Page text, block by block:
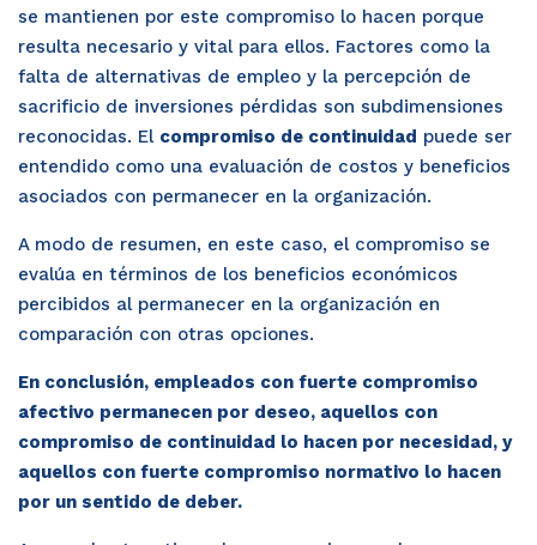
se mantienen por este compromiso lo hacen porque
resulta necesario y vital para ellos. Factores como la
falta de alternativas de empleo y la percepción de
sacrificio de inversiones pérdidas son subdimensiones
reconocidas. El compromiso de continuidad puede ser
entendido como una evaluación de costos y beneficios
asociados con permanecer en la organización.
A modo de resumen, en este caso, el compromiso se
evalúa en términos de los beneficios económicos
percibidos al permanecer en la organización en
comparación con otras opciones.
En conclusión, empleados con fuerte compromiso
afectivo permanecen por deseo, aquellos con
compromiso de continuidad lo hacen por necesidad, y
aquellos con fuerte compromiso normativo lo hacen
por un sentido de deber.